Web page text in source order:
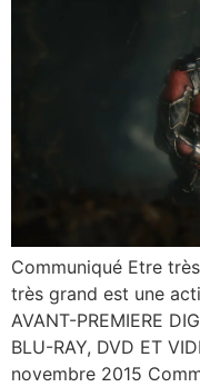
Communiqué Etre
très grand est une
AVANT-PREMIERE
BLU-RAY, DVD ET
novembre 2015